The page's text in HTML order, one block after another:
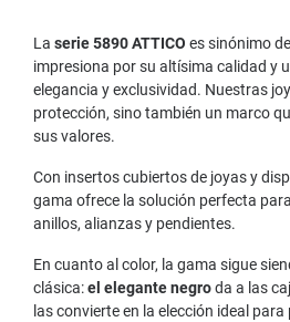
La serie 5890 ATTICO es sinónimo
impresiona por su altísima calidad y
elegancia y exclusividad. Nuestras
protección, sino también un marco
sus valores.
Con insertos cubiertos de joyas y
gama ofrece la solución perfecta
anillos, alianzas y pendientes.
En cuanto al color, la gama sigue
clásica:el elegante negroda a las
las convierte en la elección ideal